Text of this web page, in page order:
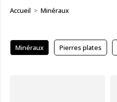
Accueil Minéraux
Minéraux Pierres plates